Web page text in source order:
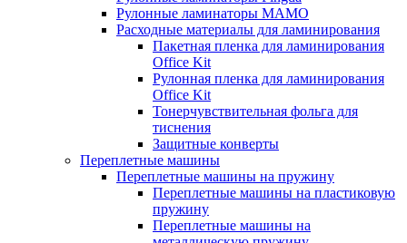
Рулонные ламинаторы MAMO
Расходные материалы для ламинирования
Пакетная пленка для ламинирования
Office Kit
Рулонная пленка для ламинирования
Office Kit
Тонерчувствительная фольга для
тиснения
Защитные конверты
Переплетные машины
Переплетные машины на пружину
Переплетные машины на пластиковую
пружину
Переплетные машины на